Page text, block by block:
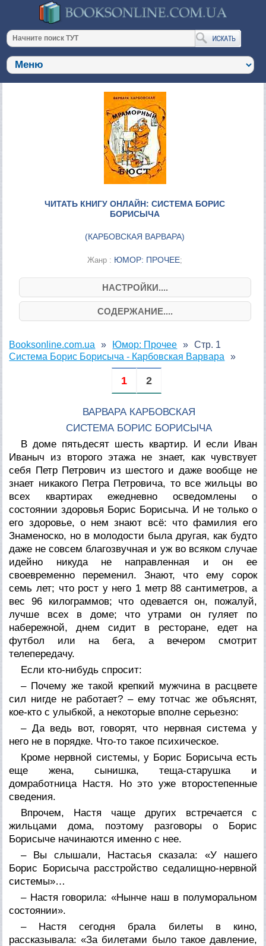
ЧИТАТЬ КНИГУ ОНЛАЙН: СИСТЕМА БОРИС
БОРИСЫЧА
(КАРБОВСКАЯ ВАРВАРА)
Жанр : ЮМОР: ПРОЧЕЕ;
НАСТРОЙКИ....
СОДЕРЖАНИЕ....
Booksonline.com.ua
Юмор: Прочее
Система Борис Борисыча - Карбовская Варвара
Стр. 1
1 2
ВАРВАРА КАРБОВСКАЯ
СИСТЕМА БОРИС БОРИСЫЧА
В доме пятьдесят шесть квартир. И если Иван
Иваныч из второго этажа не знает, как чувствует
себя Петр Петрович из шестого и даже вообще не
знает никакого Петра Петровича, то все жильцы во
всех квартирах ежедневно осведомлены о
состоянии здоровья Борис Борисыча. И не только о
его здоровье, о нем знают всё: что фамилия его
Знаменоско, но в молодости была другая, как будто
даже не совсем благозвучная и уж во всяком случае
идейно никуда не направленная и он ее
своевременно переменил. Знают, что ему сорок
семь лет; что рост у него 1 метр 88 сантиметров, а
вес 96 килограммов; что одевается он, пожалуй,
лучше всех в доме; что утрами он гуляет по
набережной, днем сидит в ресторане, едет на
футбол или на бега, а вечером смотрит
телепередачу.
Если кто-нибудь спросит:
– Почему же такой крепкий мужчина в расцвете
сил нигде не работает? – ему тотчас же объяснят,
кое-кто с улыбкой, а некоторые вполне серьезно:
– Да ведь вот, говорят, что нервная система у
него не в порядке. Что-то такое психическое.
Кроме нервной системы, у Борис Борисыча есть
еще жена, сынишка, теща-старушка и
домработница Настя. Но это уже второстепенные
сведения.
Впрочем, Настя чаще других встречается с
жильцами дома, поэтому разговоры о Борис
Борисыче начинаются именно с нее.
– Вы слышали, Настасья сказала: «У нашего
Борис Борисыча расстройство седалищно-нервной
системы»…
– Настя говорила: «Нынче наш в полуморальном
состоянии».
– Настя сегодня брала билеты в кино,
рассказывала: «За билетами было такое давление,